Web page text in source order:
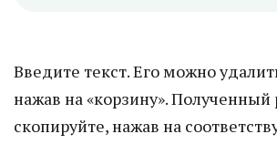
Введите текст. Его можно
нажав на «корзину». Полученный
скопируйте, нажав на